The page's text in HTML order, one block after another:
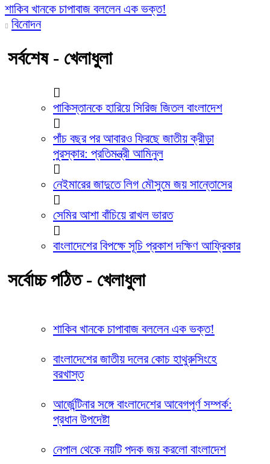
শাকিব খানকে চাপাবাজ বললেন এক ভক্ত!
বিনোদন
সর্বশেষ - খেলাধুলা
পাকিস্তানকে হারিয়ে সিরিজ জিতল বাংলাদেশ
পাঁচ বছর পর আবারও ফিরছে জাতীয় ক্রীড়া
পুরস্কার: প্রতিমন্ত্রী আমিনুল
নেইমারের জাদুতে লিগ মৌসুমে জয় সান্তোসের
সেমির আশা বাঁচিয়ে রাখল ভারত
বাংলাদেশের বিপক্ষে সূচি প্রকাশ দক্ষিণ আফ্রিকার
সর্বোচ্চ পঠিত - খেলাধুলা
শাকিব খানকে চাপাবাজ বললেন এক ভক্ত!
বাংলাদেশের জাতীয় দলের কোচ হাথুরুসিংহে
বরখাস্ত
আর্জেন্টিনার সঙ্গে বাংলাদেশের আবেগপূর্ণ সম্পর্ক:
প্রধান উপদেষ্টা
নেপাল থেকে নয়টি পদক জয় করলো বাংলাদেশ